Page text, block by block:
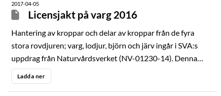
ersätter enskilda obduktionsutlåtanden.
2017-04-05
Licensjakt på varg 2016
Hantering av kroppar och delar av kroppar från de fyra
stora rovdjuren; varg, lodjur, björn och järv ingår i SVA:s
uppdrag från Naturvårdsverket (NV-01230-14). Denna
rapport avser resultat av undersökningar på SVA gjorda på
insända kroppar från licensjakten på varg 2016. Denna
Ladda ner